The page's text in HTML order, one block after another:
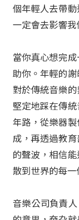
個年輕人去帶動
一定會去影響我
當你真心想完
助你。年輕的
對於傳統音樂
堅定地踩在傳
年路，從樂器
成，再透過教
的聲波，相信
散到世界的每一
音樂公司負責